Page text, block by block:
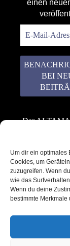
Um dir ein optimales
Cookies, um
zuzugreifen. Wenn
wie das
Wenn du deine
bestimmte
einen
Der
keinen
weiter.